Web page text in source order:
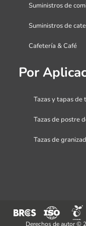
Suministros de
Suministros de
Cafetería & Café
Por
Tazas y tapas de
Tazas de postre
Tazas de
Derechos de autor ©